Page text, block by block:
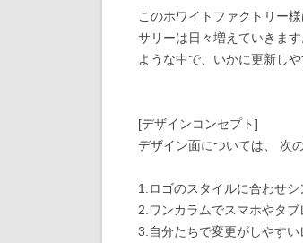
このホワイトファクトリー
サリーは日々増えていきま
ような中で、いかに更新し
[デザインコンセプト]
デザイン面については、 次
1.ロゴのスタイルに合わせシ
2.ワンカラムでスマホやタブ
3.自分たちで変更がしやすい